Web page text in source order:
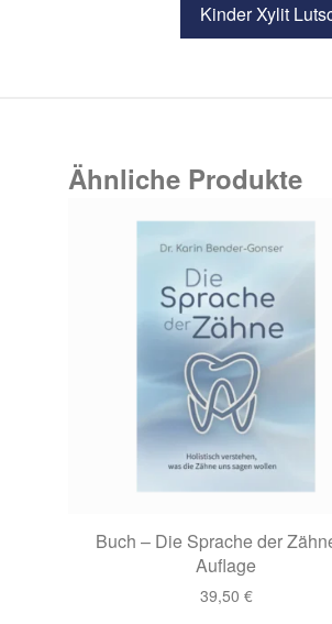
Kinder Xylit
Ähnliche Produkte
Buch – Die Sprache der
Auflage
39,50 €